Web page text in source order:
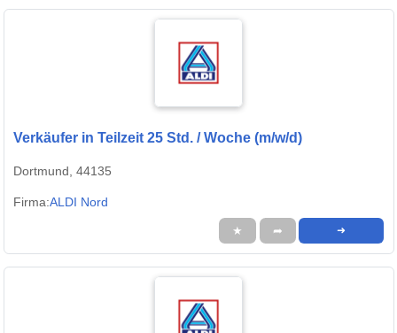
Verkäufer in Teilzeit 25 Std. / Woche (m/w/d)
Dortmund, 44135
Firma:ALDI Nord
★ ➦ ➜